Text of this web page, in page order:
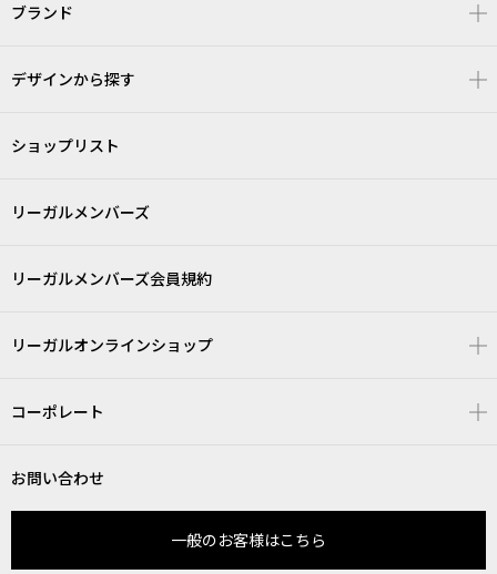
ブランド
デザインから探す
ショップリスト
リーガルメンバーズ
リーガルメンバーズ会員規約
リーガルオンラインショップ
コーポレート
お問い合わせ
一般のお客様はこちら